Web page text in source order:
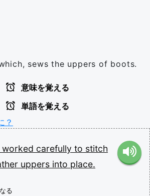
sews the uppers of boots.
意味を覚える
単語を覚える
？
worked carefully to stitch
uppers into place.
る